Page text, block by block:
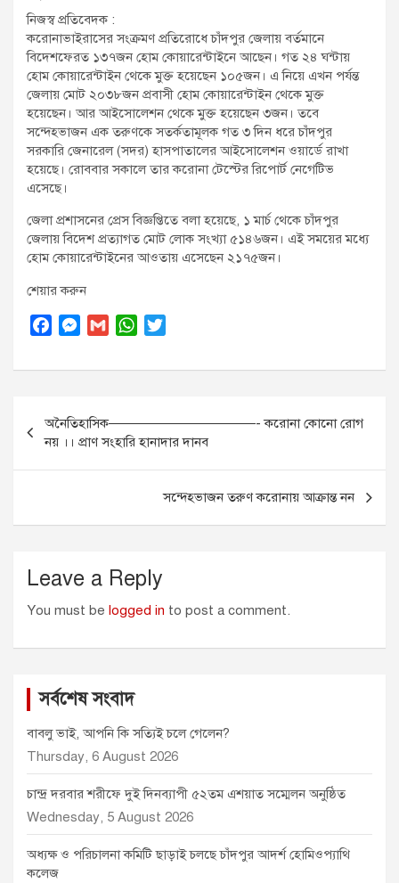
t
:
নিজস্ব প্রতিবেদক :
করোনাভাইরাসের সংক্রমণ প্রতিরোধে চাঁদপুর জেলায় বর্তমানে
বিদেশফেরত ১৩৭জন হোম কোয়ারেন্টাইনে আছেন। গত ২৪ ঘন্টায়
হোম কোয়ারেন্টাইন থেকে মুক্ত হয়েছেন ১০৫জন। এ নিয়ে এখন পর্যন্ত
জেলায় মোট ২০৩৮জন প্রবাসী হোম কোয়ারেন্টাইন থেকে মুক্ত
হয়েছেন। আর আইসোলেশন থেকে মুক্ত হয়েছেন ৩জন। তবে
সন্দেহভাজন এক তরুণকে সতর্কতামূলক গত ৩ দিন ধরে চাঁদপুর
সরকারি জেনারেল (সদর) হাসপাতালের আইসোলেশন ওয়ার্ডে রাখা
হয়েছে। রোববার সকালে তার করোনা টেস্টের রিপোর্ট নেগেটিভ
এসেছে।
জেলা প্রশাসনের প্রেস বিজ্ঞপ্তিতে বলা হয়েছে, ১ মার্চ থেকে চাঁদপুর
জেলায় বিদেশ প্রত্যাগত মোট লোক সংখ্যা ৫১৪৬জন। এই সময়ের মধ্যে
হোম কোয়ারেন্টাইনের আওতায় এসেছেন ২১৭৫জন।
শেয়ার করুন
c
o
k
M
s
n
e
G
a
W
a
p
i
Post
navigation
অনৈতিহাসিক———————————- করোনা কোনো রোগ
নয় ।। প্রাণ সংহারি হানাদার দানব
সন্দেহভাজন তরুণ করোনায় আক্রান্ত নন
Leave a Reply
You must be logged in to post a comment.
সর্বশেষ সংবাদ
বাবলু ভাই, আপনি কি সত্যিই চলে গেলেন?
Thursday, 6 August 2026
চান্দ্র দরবার শরীফে দুই দিনব্যাপী ৫২তম এশয়াত সম্মেলন অনুষ্ঠিত
Wednesday, 5 August 2026
অধ্যক্ষ ও পরিচালনা কমিটি ছাড়াই চলছে চাঁদপুর আদর্শ হোমিওপ্যাথি
কলেজ